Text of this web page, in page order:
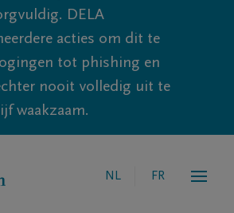
DELA
acties om dit te
tot phishing en
nooit volledig uit te
waakzaam.
NL FR